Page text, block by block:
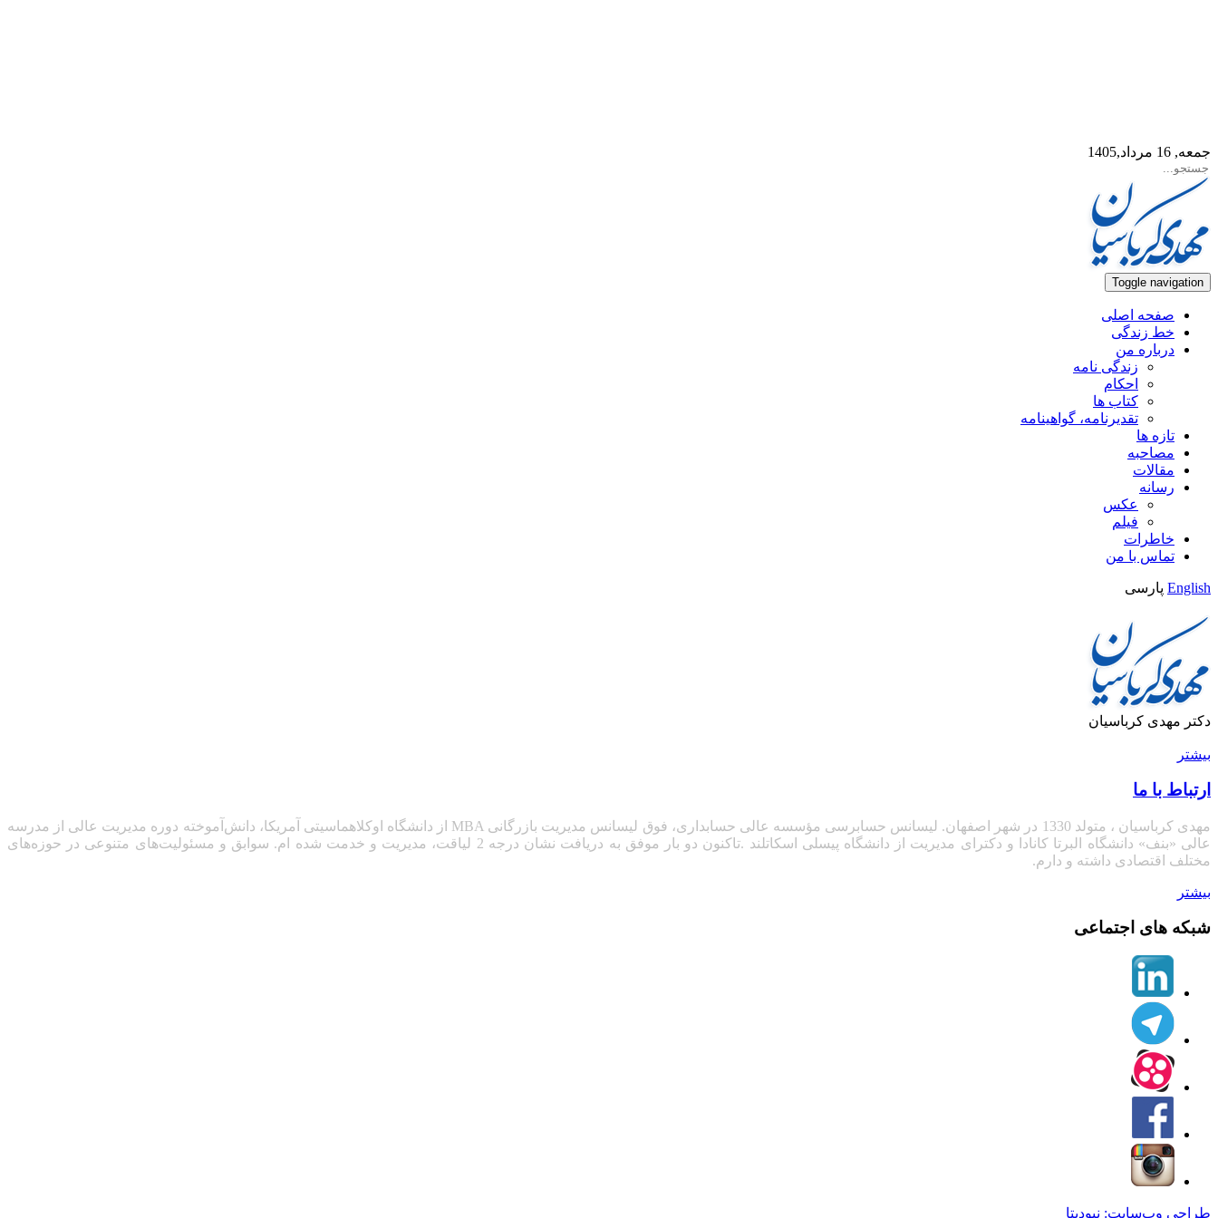
جمعه, 16 مرداد,1405
Toggle navigation
صفحه اصلی
خط زندگی
درباره من
زندگی نامه
احکام
کتاب ها
تقدیرنامه، گواهینامه
تازه ها
مصاحبه
مقالات
رسانه
عکس
فیلم
خاطرات
تماس با من
English پارسی
دکتر مهدی کرباسیان
بیشتر
ارتباط با ما
مهدی کرباسیان ، متولد 1330 در شهر اصفهان. لیسانس حسابرسی مؤسسه عالی حسابداری، فوق لیسانس مدیریت بازرگانی MBA از دانشگاه اوکلاهماسیتی آمریکا، دانش‌آموخته دوره مدیریت عالی از مدرسه
عالی «بنف» دانشگاه البرتا کانادا
و دکترای مدیریت از دانشگاه پیسلی اسکاتلند .تاکنون دو بار موفق به دریافت نشان درجه 2 لیاقت، مدیریت و خدمت شده ام. سوابق و مسئولیت‌های متنوعی در حوزه‌های
مختلف اقتصادی داشته و دارم.
بیشتر
شبکه های اجتماعی
طراحی وب‌سایت: نیودیتا